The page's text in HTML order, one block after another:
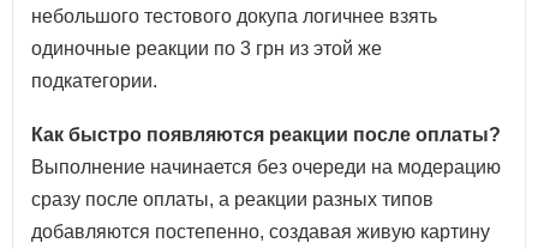
небольшого тестового докупа логичнее взять
одиночные реакции по 3 грн из этой же
подкатегории.
Как быстро появляются реакции после оплаты?
Выполнение начинается без очереди на модерацию
сразу после оплаты, а реакции разных типов
добавляются постепенно, создавая живую картину